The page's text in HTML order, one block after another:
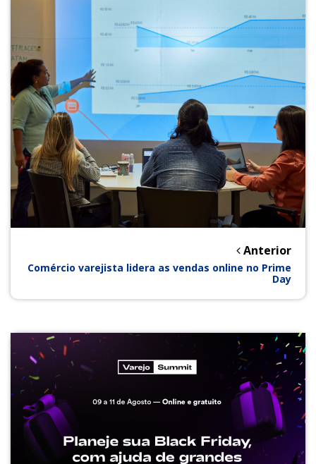
Anterior
Comércio varejista lidera as vendas online no Prime
Day